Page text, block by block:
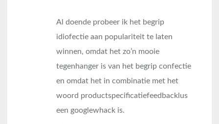
Al doende probeer ik het begrip
idiofectie aan populariteit te laten
winnen, omdat het zo’n mooie
tegenhanger is van het begrip confectie
en omdat het in combinatie met het
woord productspecificatiefeedbacklus
een googlewhack is.